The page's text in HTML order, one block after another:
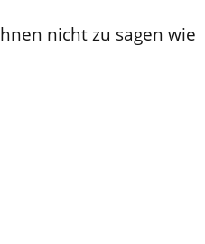
nicht zu sagen wie